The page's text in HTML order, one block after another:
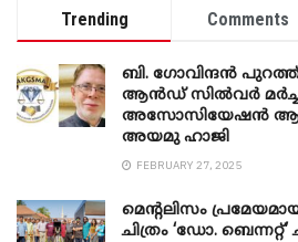
Trending Comments
ബി. ​ഗോവിന്ദൻ
ആൻഡ് സിൽവർ
അസോസിയേഷൻ
അയമു ഹാജി
FEBRUARY 27, 2025
മെന്‍റലിസം
ചിത്രം ‘ഡോ.